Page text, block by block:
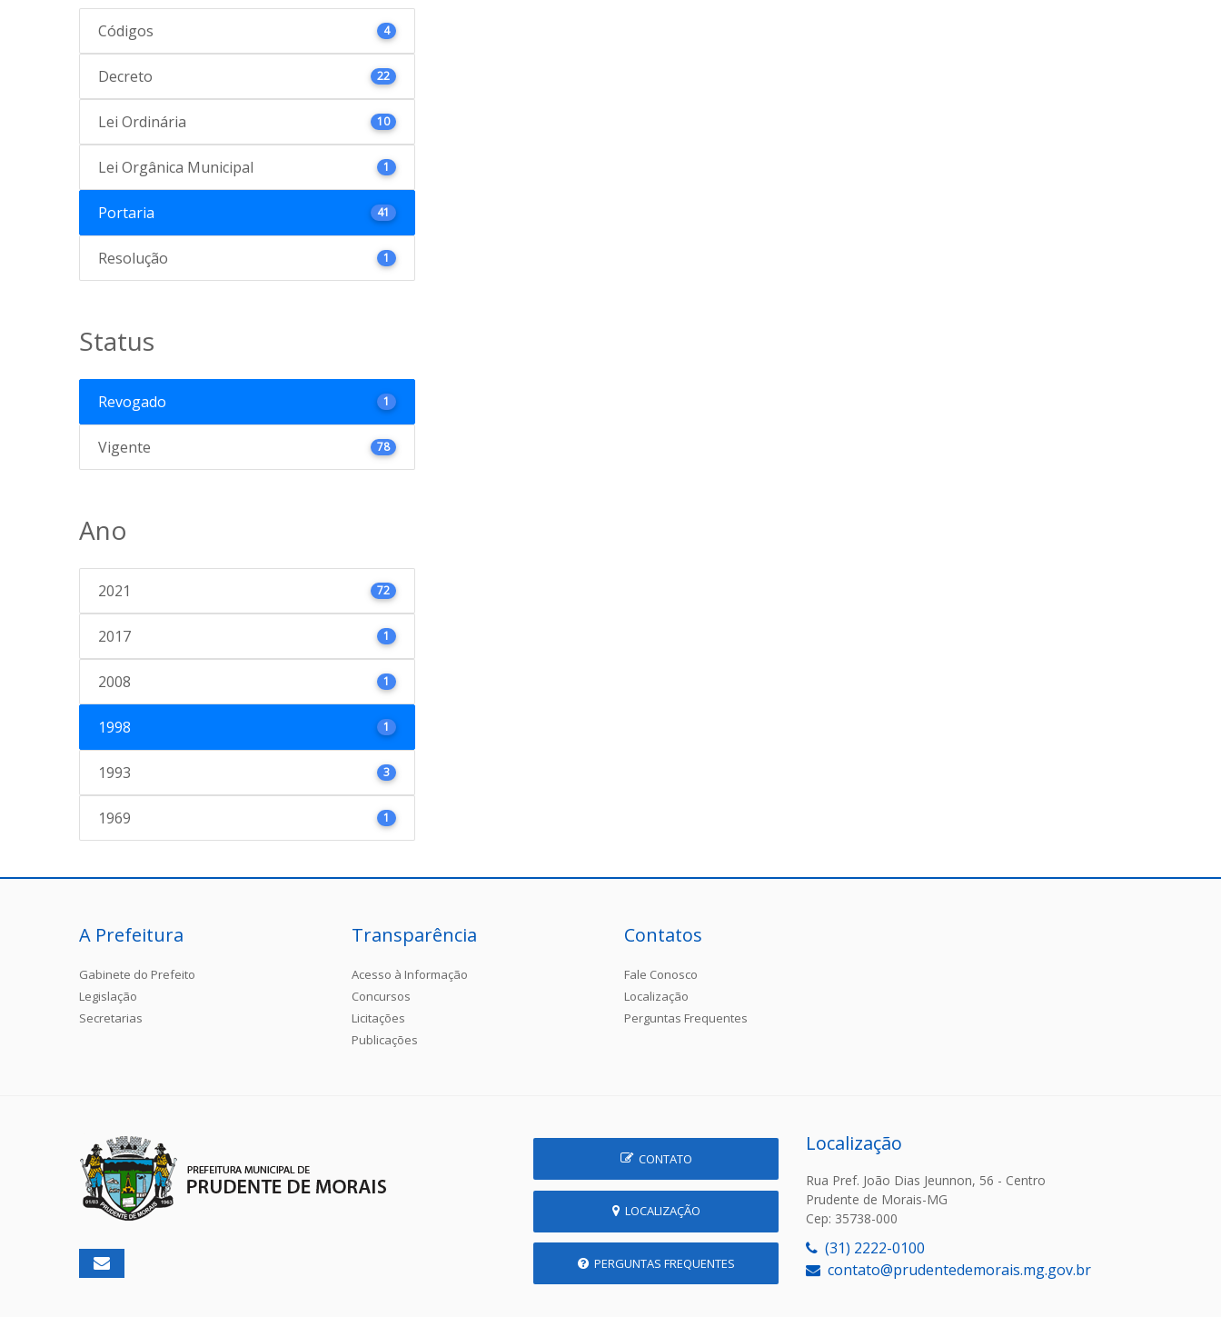
Códigos 4
Decreto 22
Lei Ordinária 10
Lei Orgânica Municipal 1
Portaria 41
Resolução 1
Status
Revogado 1
Vigente 78
Ano
2021 72
2017 1
2008 1
1998 1
1993 3
1969 1
A Prefeitura
Gabinete do Prefeito
Legislação
Secretarias
Transparência
Acesso à Informação
Concursos
Licitações
Publicações
Contatos
Fale Conosco
Localização
Perguntas Frequentes
CONTATO
LOCALIZAÇÃO
PERGUNTAS FREQUENTES
Localização
Rua Pref. João Dias Jeunnon, 56 - Centro
Prudente de Morais-MG
Cep: 35738-000
(31) 2222-0100
contato@prudentedemorais.mg.gov.br